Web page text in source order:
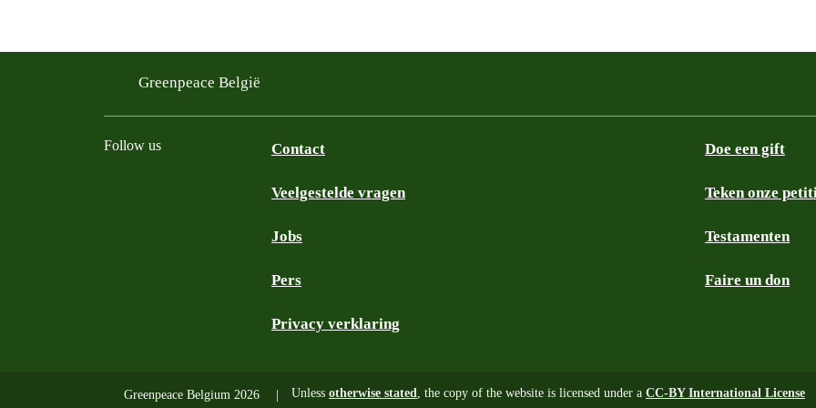
Greenpeace België
Follow us Contact
Veelgestelde vragen
Jobs
Pers
Privacy verklaring
Doe een gift
Teken onze
Testamenten
Faire un don
Greenpeace Belgium 2026 Unless otherwise stated, the copy of the website is licensed under a CC-BY International License